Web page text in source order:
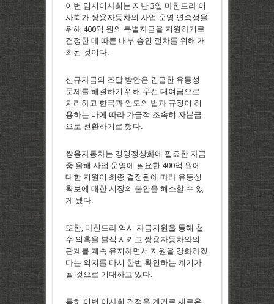
이번 임시이사회는 지난 3일 마힌드라 이
사회가 쌍용자동차의 사업 운영 연속성을
위해 400억 원의 특별자금을 지원하기로
결정한 데 따른 내부 승인 절차를 위해 개
최된 것이다.
신규자금의 조달 방안은 긴급한 유동성
문제를 해결하기 위해 우선 대여금으로
처리하고 한국과 인도의 법과 규정이 허
용하는 바에 따라 가급적 조속히 자본금
으로 전환하기로 했다.
쌍용자동차는 경영정상화에 필요한 자금
중 올해 사업 운영에 필요한 400억 원에
대한 지원이 최종 결정됨에 따라 유동성
확보에 대한 시장의 불안을 해소할 수 있
게 됐다.
또한, 마힌드라 역시 자금지원을 통해 철
수 의혹을 불식 시키고 쌍용자동차와의
관계를 계속 유지하면서 지원을 강화하겠
다는 의지를 다시 한번 확인하는 계기가
될 것으로 기대하고 있다.
특히 이번 이사회 결정을 계기로 새로운